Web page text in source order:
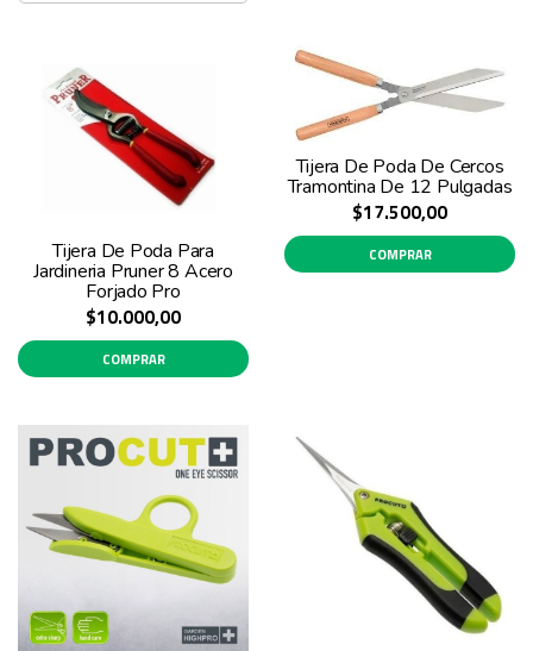
Tijera De Poda Para
Jardineria Pruner 8 Acero
Forjado Pro
$10.000,00
COMPRAR
Tijera De Poda De Cercos
Tramontina De 12 Pulgadas
$17.500,00
COMPRAR